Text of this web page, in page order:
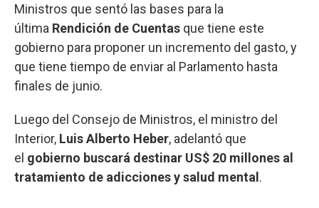
Ministros que sentó las bases para la
última Rendición de Cuentas que tiene este
gobierno para proponer un incremento del gasto, y
que tiene tiempo de enviar al Parlamento hasta
finales de junio.
Luego del Consejo de Ministros, el ministro del
Interior, Luis Alberto Heber, adelantó que
el gobierno buscará destinar US$ 20 millones al
tratamiento de adicciones y salud mental .